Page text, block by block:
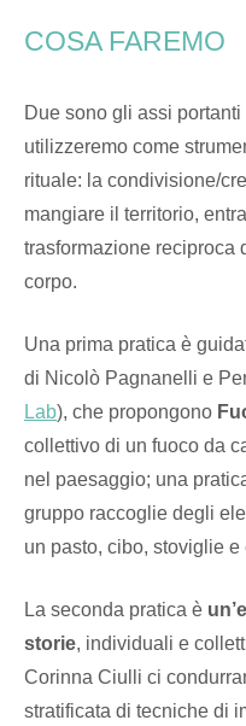
COSA FAREMO
Due sono gli assi
utilizzeremo come
rituale: la condivisione/
mangiare il territorio,
trasformazione reciproca
corpo.
Una prima pratica è
di Nicolò Pagnanelli e
Lab), che propongono
collettivo di un fuoco da
nel paesaggio; una
gruppo raccoglie degli
un pasto, cibo, stoviglie e
La seconda pratica è
storie, individuali e
Corinna Ciulli ci
stratificata di tecniche di